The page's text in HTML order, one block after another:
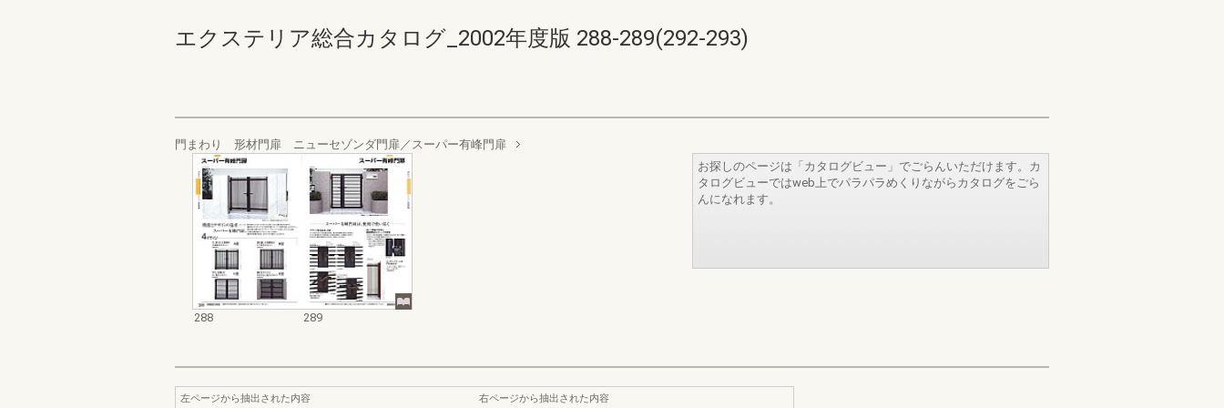
エクステリア総合カタログ_2002年度版 288-289(292-293)
門まわり 形材門扉 ニューセゾンダ門扉／スーパー有峰門扉
288 289
お探しのページは「カタログビュー」でごらんいただけます。カ
タログビューではweb上でパラパラめくりながらカタログをごら
んになれます。
左ページから抽出された内容
右ページから抽出された内容